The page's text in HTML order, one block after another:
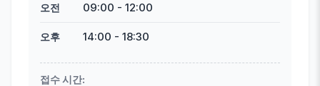
오전 09:00 - 12:00
오후 14:00 - 18:30
접수 시간: